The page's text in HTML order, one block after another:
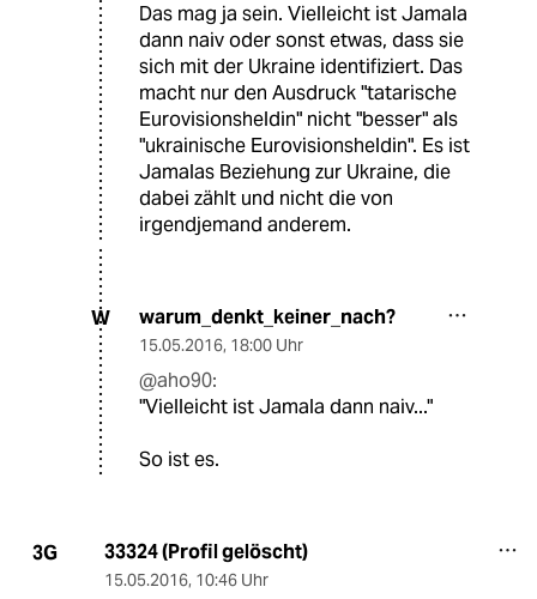
Das mag ja sein. Vielleicht ist Jamala
dann naiv oder sonst etwas, dass sie
sich mit der Ukraine identifiziert. Das
macht nur den Ausdruck "tatarische
Eurovisionsheldin" nicht "besser" als
"ukrainische Eurovisionsheldin". Es ist
Jamalas Beziehung zur Ukraine, die
dabei zählt und nicht die von
irgendjemand anderem.
W warum_denkt_keiner_nach?
15.05.2016, 18:00 Uhr
@aho90:
"Vielleicht ist Jamala dann naiv..."
So ist es.
3G 33324 (Profil gelöscht)
15.05.2016, 10:46 Uhr